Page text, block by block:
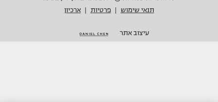
תנאי שימוש
פרטיות ארכיון
עיצוב אתר